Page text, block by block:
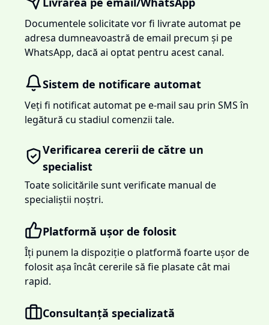
Documentele solicitate vor fi livrate automat pe
adresa dumneavoastră de email precum și pe
WhatsApp, dacă ai optat pentru acest canal.
Sistem de notificare automat
Veți fi notificat automat pe e-mail sau prin SMS în
legătură cu stadiul comenzii tale.
Verificarea cererii de către un
specialist
Toate solicitările sunt verificate manual de
specialiștii noștri.
Platformă ușor de folosit
Îți punem la dispoziție o platformă foarte ușor de
folosit așa încât cererile să fie plasate cât mai
rapid.
Consultanță specializată